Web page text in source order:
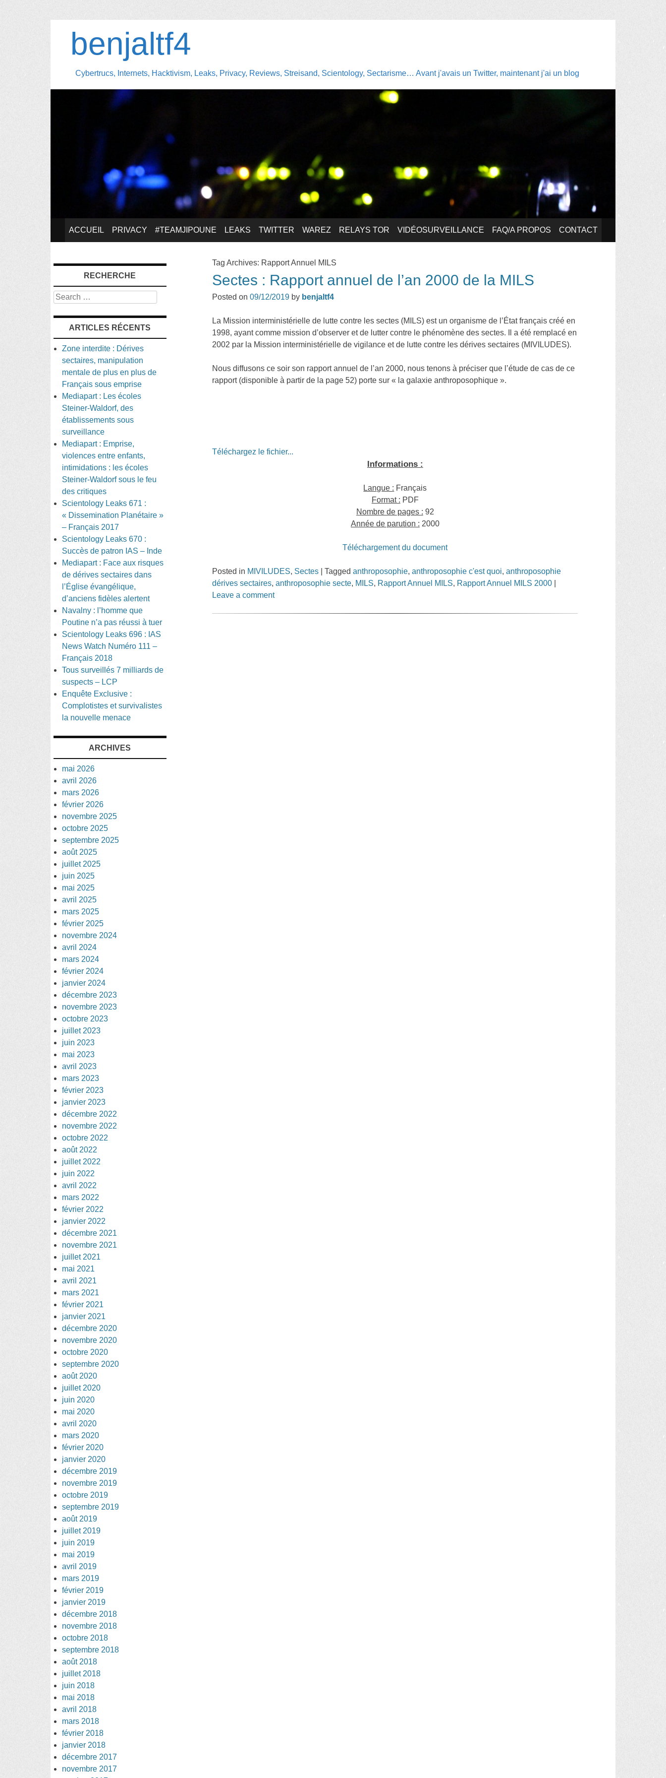
benjaltf4
Cybertrucs, Internets, Hacktivism, Leaks, Privacy, Reviews, Streisand, Scientology, Sectarisme… Avant j'avais un Twitter, maintenant j'ai un blog
SKIP
CONTENT
ACCUEIL PRIVACY #TEAMJIPOUNE LEAKS TWITTER WAREZ RELAYS TOR VIDÉOSURVEILLANCE FAQ/A PROPOS CONTACT
Tag Archives: Rapport Annuel MILS
Sectes : Rapport annuel de l’an 2000 de la MILS
Posted on09/12/2019 by benjaltf4
La Mission interministérielle de lutte contre les sectes (MILS) est un organisme de l’État français créé en
1998, ayant comme mission d’observer et de lutter contre le phénomène des sectes. Il a été remplacé en
2002 par la Mission interministérielle de vigilance et de lutte contre les dérives sectaires (MIVILUDES).
Nous diffusons ce soir son rapport annuel de l’an 2000, nous tenons à préciser que l’étude de cas de ce
rapport (disponible à partir de la page 52) porte sur « la galaxie anthroposophique ».
Téléchargez le fichier...
Informations :
Langue : Français
Format : PDF
Nombre de pages : 92
Année de parution : 2000
Téléchargement du document
Posted in MIVILUDES, Sectes |Taggedanthroposophie,anthroposophie c'est quoi,anthroposophie
dérives sectaires,anthroposophie secte, MILS, Rapport Annuel MILS, Rapport Annuel MILS 2000
Leave a comment
RECHERCHE
Search
ARTICLES RÉCENTS
Zone interdite : Dérives
sectaires, manipulation
mentale de plus en plus de
Français sous emprise
Mediapart : Les écoles
Steiner-Waldorf, des
établissements sous
surveillance
Mediapart : Emprise,
violences entre enfants,
intimidations : les écoles
Steiner-Waldorf sous le feu
des critiques
Scientology Leaks 671 :
« Dissemination Planétaire »
– Français 2017
Scientology Leaks 670 :
Succès de patron IAS – Inde
Mediapart : Face aux risques
de dérives sectaires dans
l’Église évangélique,
d’anciens fidèles alertent
Navalny : l’homme que
Poutine n’a pas réussi à tuer
Scientology Leaks 696 : IAS
News Watch Numéro 111 –
Français 2018
Tous surveillés 7 milliards de
suspects – LCP
Enquête Exclusive :
Complotistes et survivalistes
la nouvelle menace
ARCHIVES
mai 2026
avril 2026
mars 2026
février 2026
novembre 2025
octobre 2025
septembre 2025
août 2025
juillet 2025
juin 2025
mai 2025
avril 2025
mars 2025
février 2025
novembre 2024
avril 2024
mars 2024
février 2024
janvier 2024
décembre 2023
novembre 2023
octobre 2023
juillet 2023
juin 2023
mai 2023
avril 2023
mars 2023
février 2023
janvier 2023
décembre 2022
novembre 2022
octobre 2022
août 2022
juillet 2022
juin 2022
avril 2022
mars 2022
février 2022
janvier 2022
décembre 2021
novembre 2021
juillet 2021
mai 2021
avril 2021
mars 2021
février 2021
janvier 2021
décembre 2020
novembre 2020
octobre 2020
septembre 2020
août 2020
juillet 2020
juin 2020
mai 2020
avril 2020
mars 2020
février 2020
janvier 2020
décembre 2019
novembre 2019
octobre 2019
septembre 2019
août 2019
juillet 2019
juin 2019
mai 2019
avril 2019
mars 2019
février 2019
janvier 2019
décembre 2018
novembre 2018
octobre 2018
septembre 2018
août 2018
juillet 2018
juin 2018
mai 2018
avril 2018
mars 2018
février 2018
janvier 2018
décembre 2017
novembre 2017